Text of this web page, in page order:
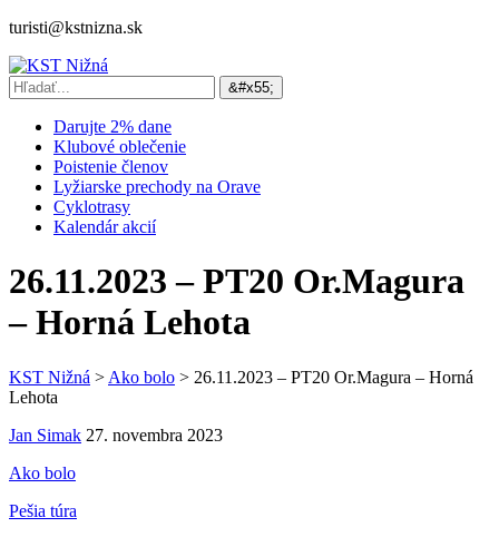
turisti@kstnizna.sk
Darujte 2% dane
Klubové oblečenie
Poistenie členov
Lyžiarske prechody na Orave
Cyklotrasy
Kalendár akcií
26.11.2023 – PT20 Or.Magura
– Horná Lehota
KST Nižná > Ako bolo > 26.11.2023 – PT20 Or.Magura – Horná
Lehota
Jan Simak 27. novembra 2023
Ako bolo
Pešia túra